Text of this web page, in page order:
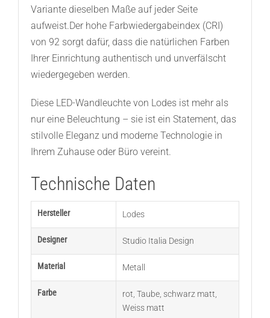
Variante dieselben Maße auf jeder Seite
aufweist.Der hohe Farbwiedergabeindex (CRI)
von 92 sorgt dafür, dass die natürlichen Farben
Ihrer Einrichtung authentisch und unverfälscht
wiedergegeben werden.
Diese LED-Wandleuchte von Lodes ist mehr als
nur eine Beleuchtung – sie ist ein Statement, das
stilvolle Eleganz und moderne Technologie in
Ihrem Zuhause oder Büro vereint.
Technische Daten
Hersteller Lodes
Designer Studio Italia Design
Material Metall
Farbe rot Taube, schwarz matt
Weiss matt